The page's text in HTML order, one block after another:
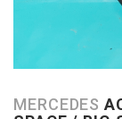
MERCEDES